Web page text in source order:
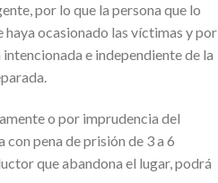
por lo que la persona que lo
ocasionado las víctimas y por
e independiente de la
o por imprudencia del
pena de prisión de 3 a 6
que abandona el lugar, podrá